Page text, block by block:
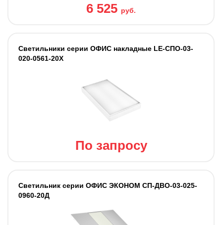
6 525 руб.
Светильники серии ОФИС накладные LE-СПО-03-
020-0561-20Х
По запросу
Светильник серии ОФИС ЭКОНОМ СП-ДВО-03-025-
0960-20Д